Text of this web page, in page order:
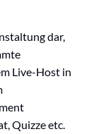
dar,
Live-Host in
Quizze etc.